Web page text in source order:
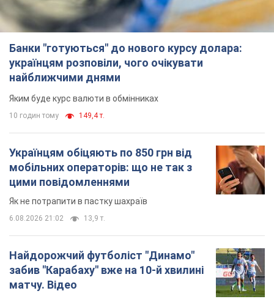
Українцям обіцяють по 850 грн від
мобільних операторів: що не так з
цими повідомленнями
Як не потрапити в пастку шахраїв
6.08.2026 21:02 13,9 т.
Найдорожчий футболіст "Динамо"
забив "Карабаху" вже на 10-й хвилині
матчу. Відео
Поєдинок відбувається в Польщі
6.08.2026 20:48 6,0 т.